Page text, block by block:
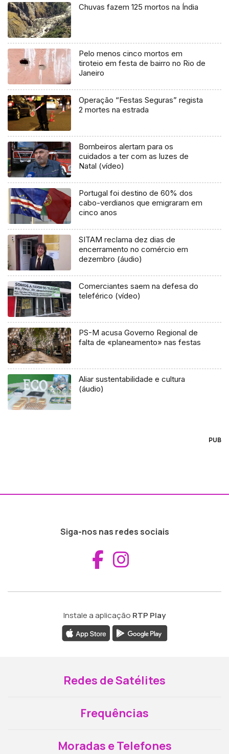
Chuvas fazem 125 mortos na Índia
Pelo menos cinco mortos em
tiroteio em festa de bairro no Rio de
Janeiro
Operação “Festas Seguras” regista
2 mortes na estrada
Bombeiros alertam para os
cuidados a ter com as luzes de
Natal (vídeo)
Portugal foi destino de 60% dos
cabo-verdianos que emigraram em
cinco anos
SITAM reclama dez dias de
encerramento no comércio em
dezembro (áudio)
Comerciantes saem na defesa do
teleférico (vídeo)
PS-M acusa Governo Regional de
falta de «planeamento» nas festas
Aliar sustentabilidade e cultura
(áudio)
PUB
Siga-nos nas redes sociais
Aceder ao
Instale a aplicação RTP Play
Redes de Satélites
Frequências
Moradas e Telefones